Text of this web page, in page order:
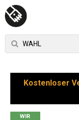
Kostenloser
WIR